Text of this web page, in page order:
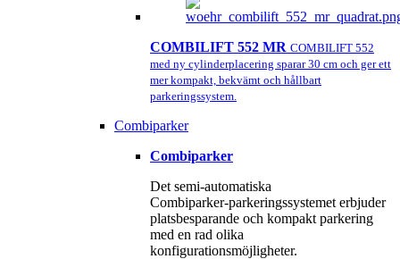
COMBILIFT 552 MR COMBILIFT 552
med ny cylinderplacering sparar 30 cm och ger ett
mer kompakt, bekvämt och hållbart
parkeringssystem.
Combiparker
Combiparker
Det semi‑automatiska
Combiparker‑parkeringssystemet erbjuder
platsbesparande och kompakt parkering
med en rad olika
konfigurationsmöjligheter.